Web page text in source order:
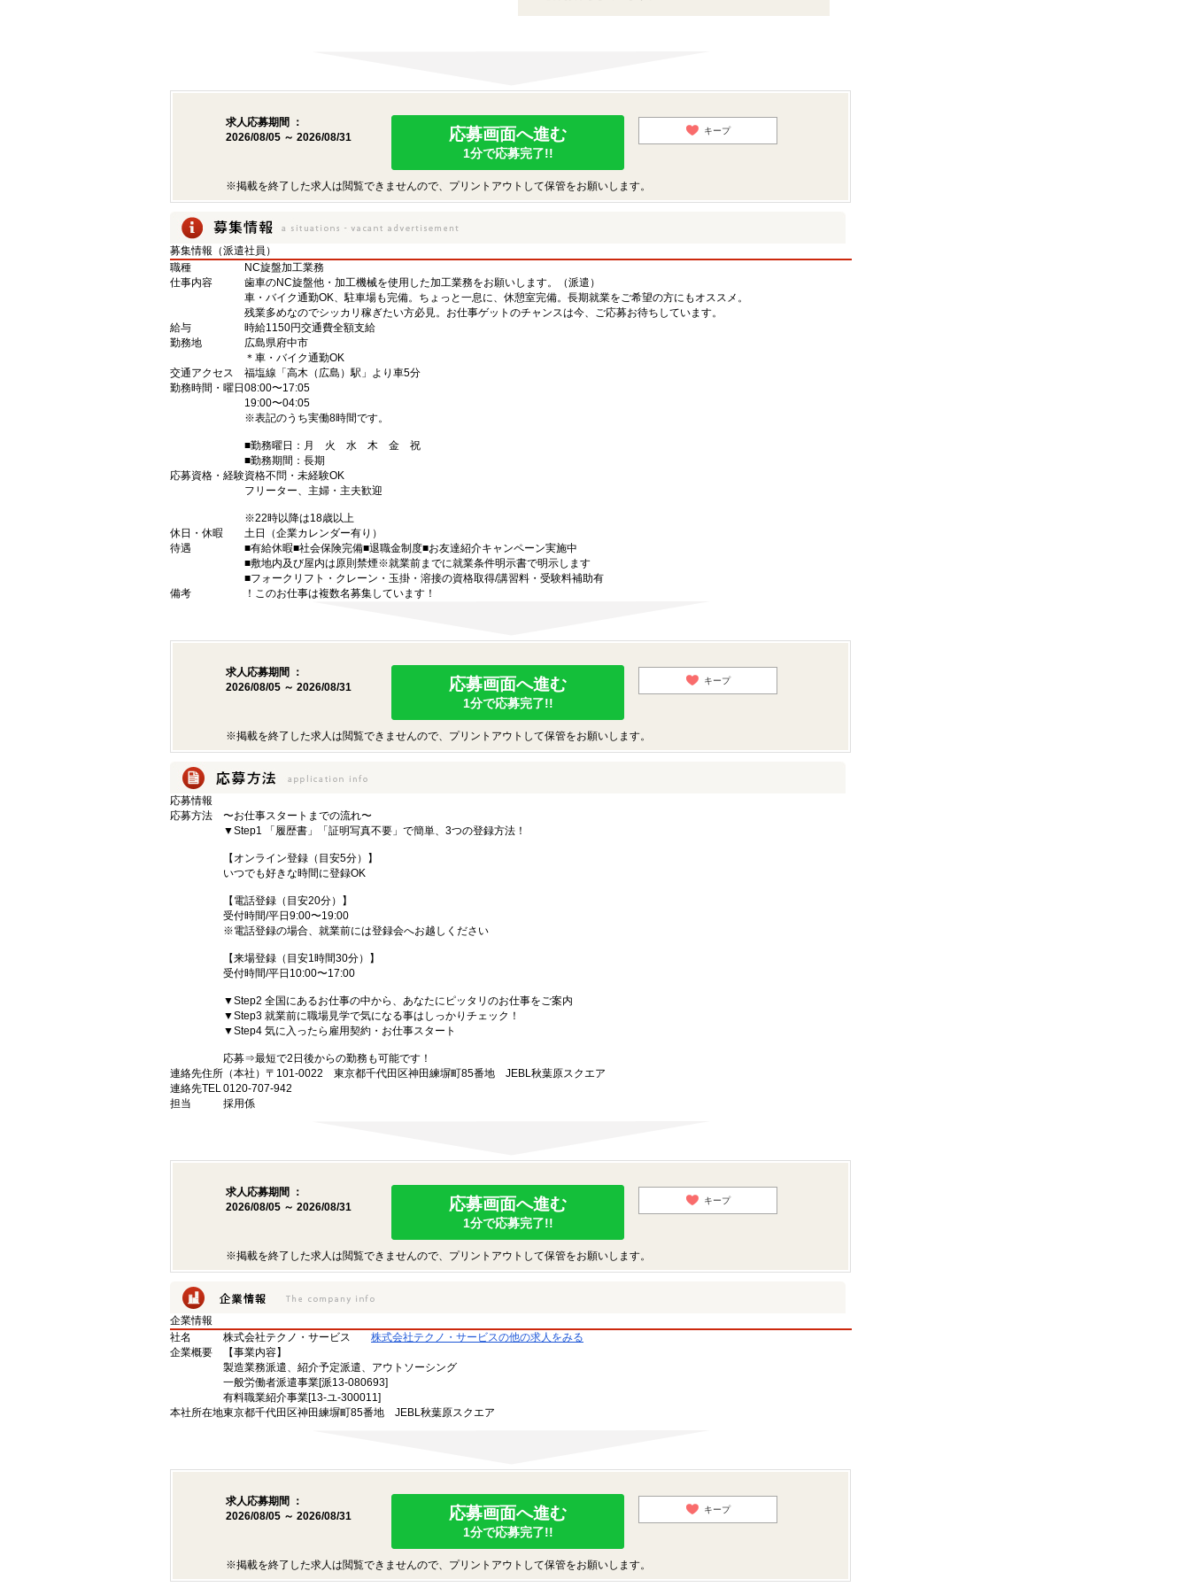
求人応募期間 ：
2026/08/05 ～ 2026/08/31
応募画面へ進む
1分で応募完了!!
キープ
※掲載を終了した求人は閲覧できませんので、プリントアウトして保管をお願いします。
募集情報（派遣社員）
職種
NC旋盤加工業務
仕事内容
歯車のNC旋盤他・加工機械を使用した加工業務をお願いします。（派遣）
車・バイク通勤OK、駐車場も完備。ちょっと一息に、休憩室完備。長期就業をご希望の方にもオススメ。
残業多めなのでシッカリ稼ぎたい方必見。お仕事ゲットのチャンスは今、ご応募お待ちしています。
給与
時給1150円交通費全額支給
勤務地
広島県府中市
＊車・バイク通勤OK
交通アクセス
福塩線「高木（広島）駅」より車5分
勤務時間・曜日 08:00〜17:05
19:00〜04:05
※表記のうち実働8時間です。
■勤務曜日：月 火 水 木 金 祝
■勤務期間：長期
応募資格・経験資格不問・未経験OK
フリーター、主婦・主夫歓迎
※22時以降は18歳以上
休日・休暇
土日（企業カレンダー有り）
待遇
■有給休暇■社会保険完備■退職金制度■お友達紹介キャンペーン実施中
■敷地内及び屋内は原則禁煙※就業前までに就業条件明示書で明示します
■フォークリフト・クレーン・玉掛・溶接の資格取得/講習料・受験料補助有
備考
！このお仕事は複数名募集しています！
求人応募期間 ：
2026/08/05 ～ 2026/08/31
応募画面へ進む
1分で応募完了!!
キープ
※掲載を終了した求人は閲覧できませんので、プリントアウトして保管をお願いします。
応募情報
応募方法
〜お仕事スタートまでの流れ〜
▼Step1 「履歴書」「証明写真不要」で簡単、3つの登録方法！
【オンライン登録（目安5分）】
いつでも好きな時間に登録OK
【電話登録（目安20分）】
受付時間/平日9:00〜19:00
※電話登録の場合、就業前には登録会へお越しください
【来場登録（目安1時間30分）】
受付時間/平日10:00〜17:00
▼Step2 全国にあるお仕事の中から、あなたにピッタリのお仕事をご案内
▼Step3 就業前に職場見学で気になる事はしっかりチェック！
▼Step4 気に入ったら雇用契約・お仕事スタート
応募⇒最短で2日後からの勤務も可能です！
連絡先住所 （本社）〒101-0022 東京都千代田区神田練塀町85番地 JEBL秋葉原スクエア
連絡先TEL0120-707-942
担当
採用係
求人応募期間 ：
2026/08/05 ～ 2026/08/31
応募画面へ進む
1分で応募完了!!
キープ
※掲載を終了した求人は閲覧できませんので、プリントアウトして保管をお願いします。
企業情報
社名
株式会社テクノ・サービス
株式会社テクノ・サービスの他の求人をみる
企業概要
【事業内容】
製造業務派遣、紹介予定派遣、アウトソーシング
一般労働者派遣事業[派13-080693]
有料職業紹介事業[13-ユ-300011]
本社所在地東京都千代田区神田練塀町85番地 JEBL秋葉原スクエア
求人応募期間 ：
2026/08/05 ～ 2026/08/31
応募画面へ進む
1分で応募完了!!
キープ
※掲載を終了した求人は閲覧できませんので、プリントアウトして保管をお願いします。